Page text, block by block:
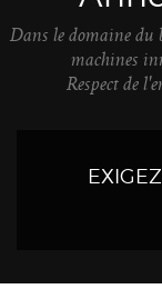
Dans le domaine du
machines
Respect de